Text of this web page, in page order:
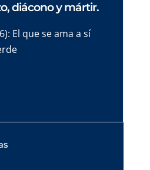
diácono y mártir.
El que se ama a sí